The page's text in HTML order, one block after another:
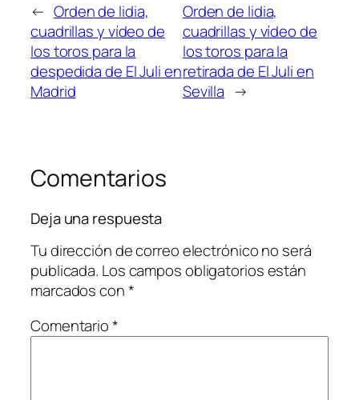
← Orden de lidia,
cuadrillas y vídeo de
los toros para la
despedida de El Juli en
Madrid
Orden de lidia,
cuadrillas y vídeo de
los toros para la
retirada de El Juli en
Sevilla →
Comentarios
Deja una respuesta
Tu dirección de correo electrónico no será
publicada. Los campos obligatorios están
marcados con*
Comentario*